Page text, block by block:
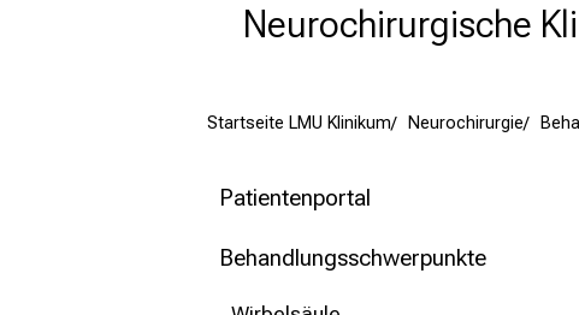
Neurochirurgische
Startseite LMU Klinikum Neurochirurgie
Patientenportal
Behandlungsschwerpunkte
begeistern – ganz
ohne Anmeldung.